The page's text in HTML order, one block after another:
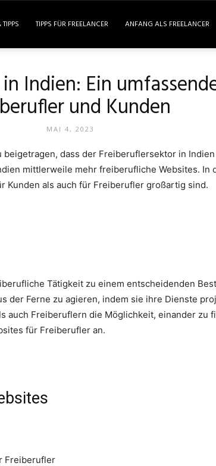
TIPPS FÜR FREELANCER ANFANG ALS FREELANCER
Indien: Ein
und Kunden
MAI 4, 2023
dass der Freiberuflersektor in
mittlerweile mehr freiberufliche Websites. In
Kunden als auch für Freiberufler großartig sind.
Tätigkeit zu einem entscheidenden
der Ferne zu agieren, indem sie ihre Dienste
auch Freiberuflern die Möglichkeit, einander zu
für Freiberufler an.
Freiberufler